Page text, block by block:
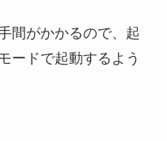
間がかかるので、起
ードで起動するよう